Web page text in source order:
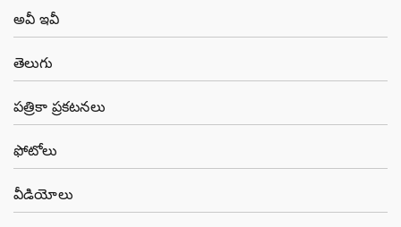
అవీ ఇవీ
తెలుగు
పత్రికా ప్రకటనలు
ఫోటోలు
వీడియోలు